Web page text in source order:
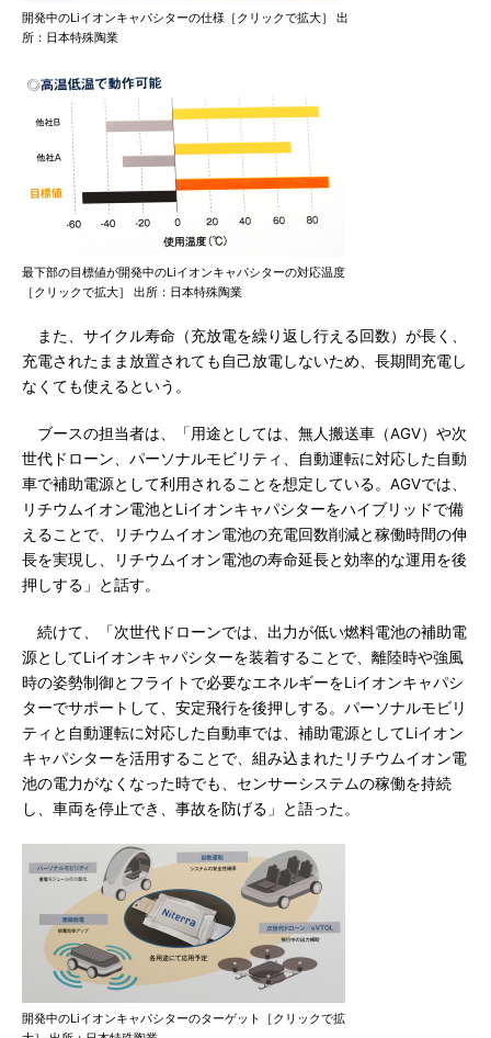
開発中のLiイオンキャパシターの仕様［クリックで拡大］ 出
所：日本特殊陶業
最下部の目標値が開発中のLiイオンキャパシターの対応温度
［クリックで拡大］ 出所：日本特殊陶業
また、サイクル寿命（充放電を繰り返し行える回数）が長く、
充電されたまま放置されても自己放電しないため、長期間充電し
なくても使えるという。
ブースの担当者は、「用途としては、無人搬送車（AGV）や次
世代ドローン、パーソナルモビリティ、自動運転に対応した自動
車で補助電源として利用されることを想定している。AGVでは、
リチウムイオン電池とLiイオンキャパシターをハイブリッドで備
えることで、リチウムイオン電池の充電回数削減と稼働時間の伸
長を実現し、リチウムイオン電池の寿命延長と効率的な運用を後
押しする」と話す。
続けて、「次世代ドローンでは、出力が低い燃料電池の補助電
源としてLiイオンキャパシターを装着することで、離陸時や強風
時の姿勢制御とフライトで必要なエネルギーをLiイオンキャパシ
ターでサポートして、安定飛行を後押しする。パーソナルモビリ
ティと自動運転に対応した自動車では、補助電源としてLiイオン
キャパシターを活用することで、組み込まれたリチウムイオン電
池の電力がなくなった時でも、センサーシステムの稼働を持続
し、車両を停止でき、事故を防げる」と語った。
開発中のLiイオンキャパシターのターゲット［クリックで拡